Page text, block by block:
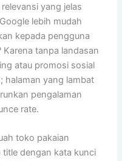
yang jelas
lebih mudah
kepada pengguna
Karena tanpa landasan
atau promosi sosial
halaman yang lambat
pengalaman
rate.
toko pakaian
dengan kata kunci